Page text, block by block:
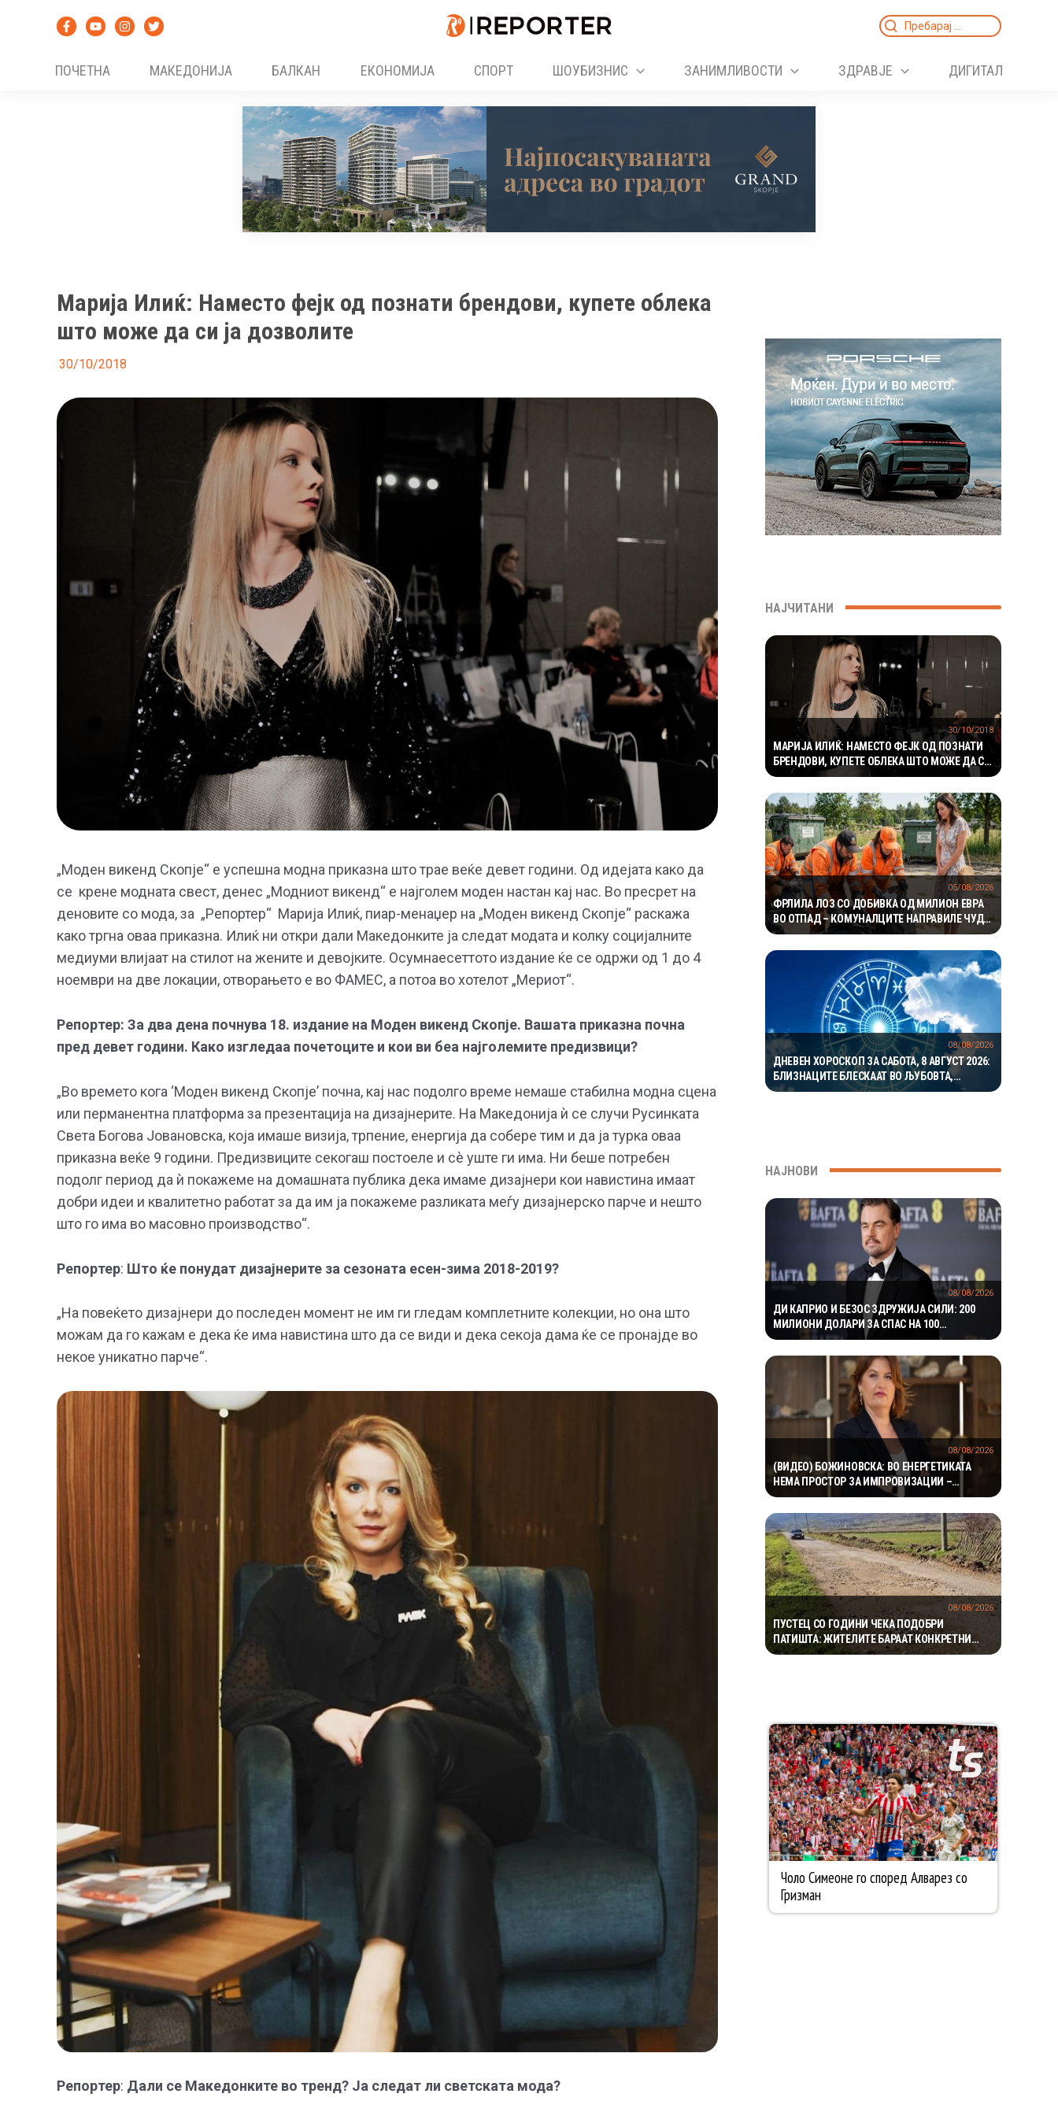
Search
ПОЧЕТНА
МАКЕДОНИЈА БАЛКАН ЕКОНОМИЈА СПОРТ ШОУБИЗНИС ЗАНИМЛИВОСТИ ЗДРАВЈЕ ДИГИТАЛ
Марија Илиќ: Наместо фејк од познати брендови, купете облека
што може да си ја дозволите
30/10/2018
„Моден викенд Скопје“ е успешна модна приказна што трае веќе девет години. Од идејата како да
се крене модната свест, денес „Модниот викенд“ е најголем моден настан кај нас. Во пресрет на
деновите со мода, за „Репортер“ Марија Илиќ, пиар-менаџер на „Моден викенд Скопје“ раскажа
како тргна оваа приказна. Илиќ ни откри дали Македонките ја следат модата и колку социјалните
медиуми влијаат на стилот на жените и девојките. Осумнаесеттото издание ќе се одржи од 1 до 4
ноември на две локации, отворањето е во ФАМЕС, а потоа во хотелот „Мериот“.
Репортер: За два дена почнува 18. издание на Моден викенд Скопје. Вашата приказна почна
пред девет години. Како изгледаа почетоците и кои ви беа најголемите предизвици?
„Во времето кога ‘Моден викенд Скопје’ почна, кај нас подолго време немаше стабилна модна сцена
или перманентна платформа за презентација на дизајнерите. На Македонија ѝ се случи Русинката
Света Богова Јовановска, која имаше визија, трпение, енергија да собере тим и да ја турка оваа
приказна веќе 9 години. Предизвиците секогаш постоеле и сè уште ги има. Ни беше потребен
подолг период да ѝ покажеме на домашната публика дека имаме дизајнери кои навистина имаат
добри идеи и квалитетно работат за да им ја покажеме разликата меѓу дизајнерско парче и нешто
што го има во масовно производство“.
Репортер: Што ќе понудат дизајнерите за сезоната есен-зима 2018-2019?
„На повеќето дизајнери до последен момент не им ги гледам комплетните колекции, но она што
можам да го кажам е дека ќе има навистина што да се види и дека секоја дама ќе се пронајде во
некое уникатно парче“.
Репортер: Дали се Македонките во тренд? Ја следат ли светската мода?
НАЈЧИТАНИ
МАРИЈА ИЛИЌ: НАМЕСТО ФЕЈК ОД ПОЗНАТИ
БРЕНДОВИ, КУПЕТЕ ОБЛЕКА ШТО МОЖЕ ДА СИ
ЈА ДОЗВОЛИТЕ
30/10/2018
ФРЛИЛА ЛОЗ СО ДОБИВКА ОД МИЛИОН ЕВРА
ВО ОТПАД – КОМУНАЛЦИТЕ НАПРАВИЛЕ ЧУДО
ЗА ДА ГО ПРОНАЈДАТ
05/08/2026
ДНЕВЕН ХОРОСКОП ЗА САБОТА, 8 АВГУСТ 2026:
БЛИЗНАЦИТЕ БЛЕСКААТ ВО ЉУБОВТА,
РАКОВИТЕ ВО КАРИЕРАТА, А ВАГИТЕ ИМААТ
08/08/2026
НАЈНОВИ
ДИ КАПРИО И БЕЗОС ЗДРУЖИЈА СИЛИ: 200
МИЛИОНИ ДОЛАРИ ЗА СПАС НА 100
ЗАГРОЗЕНИ ВИДОВИ
08/08/2026
(ВИДЕО) БОЖИНОВСКА: ВО ЕНЕРГЕТИКАТА
НЕМА ПРОСТОР ЗА ИМПРОВИЗАЦИИ –
ОДЛУКИТЕ МОРА ДА СЕ ТЕМЕЛАТ НА ФАКТИ И
СТРУЧНОСТ
08/08/2026
ПУСТЕЦ СО ГОДИНИ ЧЕКА ПОДОБРИ
ПАТИШТА: ЖИТЕЛИТЕ БАРААТ КОНКРЕТНИ
ИНВЕСТИЦИИ
08/08/2026